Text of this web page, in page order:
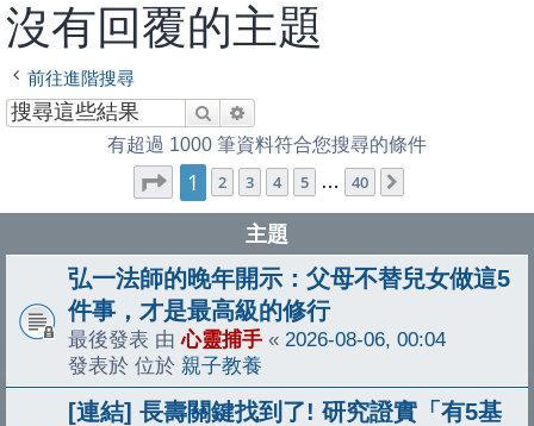
沒有回覆的主題
前往進階搜尋
搜尋
有超過 1000 筆資料符合您搜尋的條件
第 1頁 (共 40 頁)
1 2 3 4 5 … 40
主題
弘一法師的晚年開示：父母不替兒女做這5
件事，才是最高級的修行
最後發表 由心靈捕手 « 2026-08-06, 00:04
發表於 位於 親子教養
[連結] 長壽關鍵找到了! 研究證實「有5基